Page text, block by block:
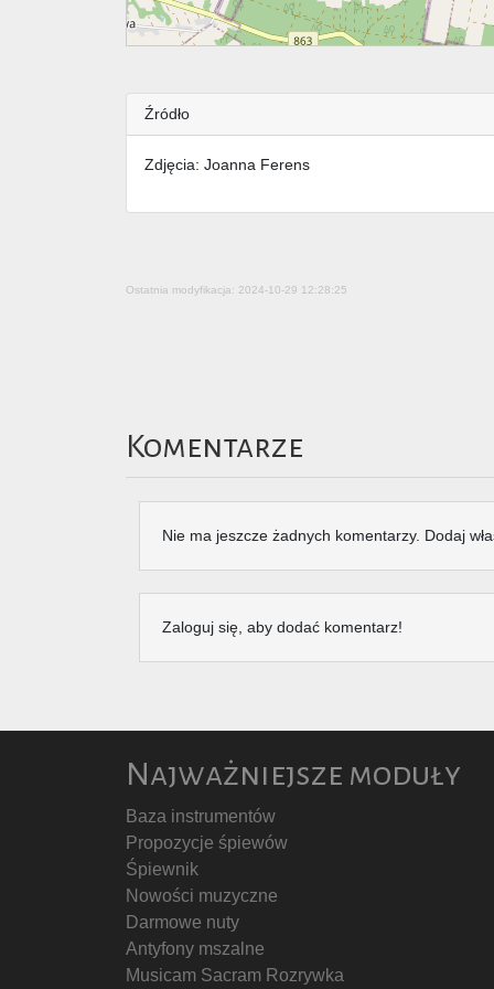
Źródło
Zdjęcia: Joanna Ferens
Ostatnia modyfikacja: 2024-10-29 12:28:25
Komentarze
Nie ma jeszcze żadnych komentarzy. Dodaj
Zaloguj się, aby dodać komentarz!
Najważniejsze moduły
Baza instrumentów
Propozycje śpiewów
Śpiewnik
Nowości muzyczne
Darmowe nuty
Antyfony mszalne
Musicam Sacram Rozrywka